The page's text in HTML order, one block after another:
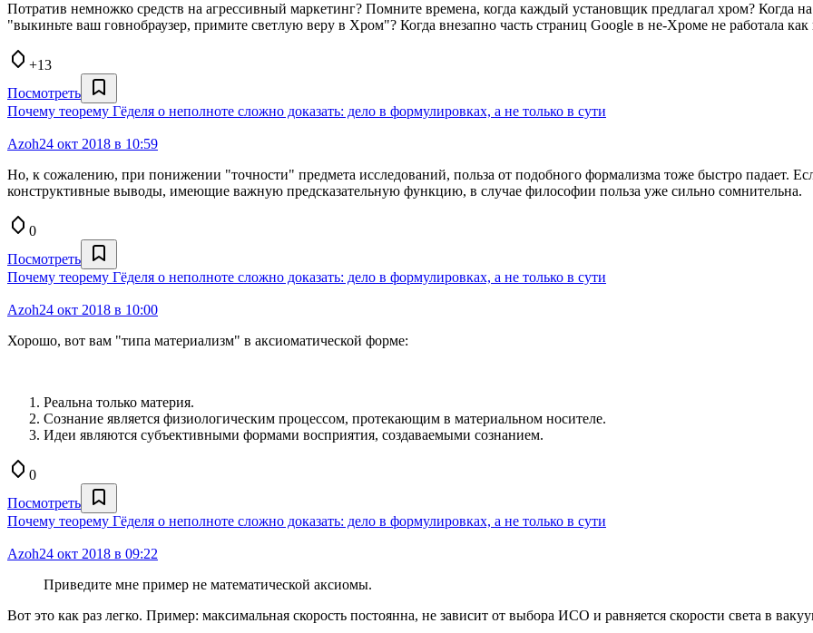
Потратив немножко средств на агрессивный маркетинг? Помните времена, когда каждый установщик предлагал хром? Когда
"выкиньте ваш говнобраузер, примите светлую веру в Хром"? Когда внезапно часть страниц Google в не-Хроме не работала как
+13
Посмотреть
Почему теорему Гёделя о неполноте сложно доказать: дело в формулировках, а не только в сути
Azoh24 окт 2018 в 10:59
Но, к сожалению, при понижении "точности" предмета исследований, польза от подобного формализма тоже быстро падает.
конструктивные выводы, имеющие важную предсказательную функцию, в случае философии польза уже сильно сомнительна.
0
Посмотреть
Почему теорему Гёделя о неполноте сложно доказать: дело в формулировках, а не только в сути
Azoh24 окт 2018 в 10:00
Хорошо, вот вам "типа материализм" в аксиоматической форме:
Реальна только материя.
Сознание является физиологическим процессом, протекающим в материальном носителе.
Идеи являются субъективными формами восприятия, создаваемыми сознанием.
0
Посмотреть
Почему теорему Гёделя о неполноте сложно доказать: дело в формулировках, а не только в сути
Azoh24 окт 2018 в 09:22
Приведите мне пример не математической аксиомы.
Вот это как раз легко. Пример: максимальная скорость постоянна, не зависит от выбора ИСО и равняется скорости света в